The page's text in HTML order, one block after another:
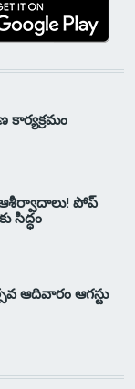
కార్యక్రమం
ఆశీర్వాదాలు! పోప్
సిద్ధం
ఆదివారం ఆగస్టు